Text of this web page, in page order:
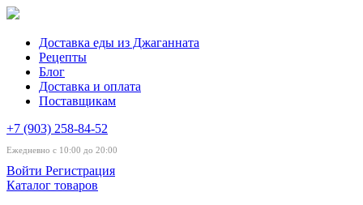
Доставка еды из Джаганната
Рецепты
Блог
Доставка и оплата
Поставщикам
+7 (903) 258-84-52
Ежедневно с 10:00 до 20:00
Войти Регистрация
Каталог товаров